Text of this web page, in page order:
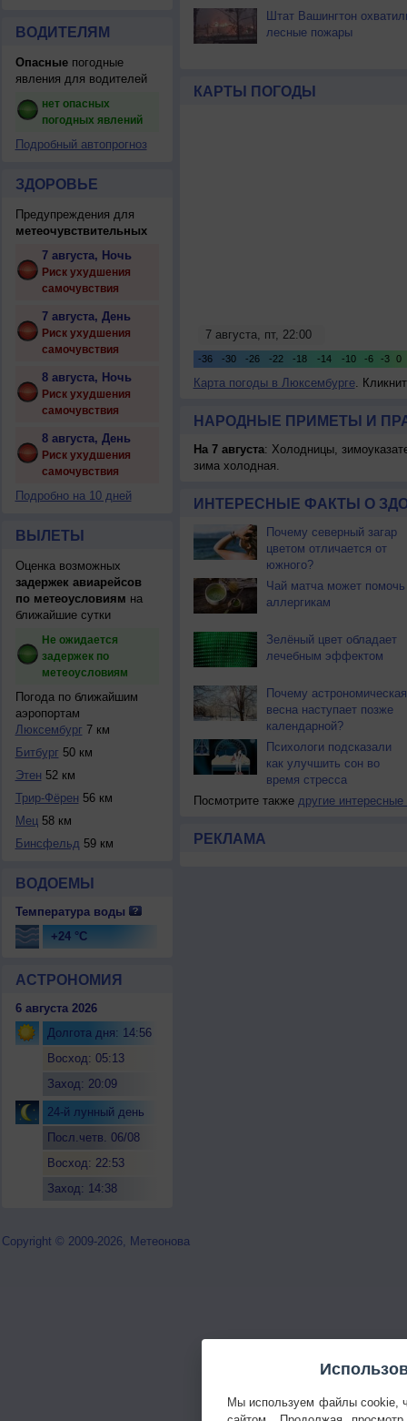
ВОДИТЕЛЯМ
Опасныепогодные
явления для водителей
нет опасных
погодных явлений
Подробный автопрогноз
ЗДОРОВЬЕ
Предупреждения для
метеочувствительных
7 августа, Ночь
Риск ухудшения
самочувствия
7 августа, День
Риск ухудшения
самочувствия
8 августа, Ночь
Риск ухудшения
самочувствия
8 августа, День
Риск ухудшения
самочувствия
Подробно на 10 дней
ВЫЛЕТЫ
Оценка возможных
задержек авиарейсов
по метеоусловиям на
ближайшие сутки
Не ожидается
задержек по
метеоусловиям
Погода по ближайшим
аэропортам
Люксембург 7 км
Битбург 50 км
Этен 52 км
Трир-Фёрен 56 км
Мец58 км
Бинсфельд 59 км
ВОДОЕМЫ
Температура воды
+24 °C
АСТРОНОМИЯ
6 августа 2026
Долгота дня: 14:56
Восход: 05:13
Заход: 20:09
24-й лунный день
Посл.четв. 06/08
Восход: 22:53
Заход: 14:38
Штат Вашингтон
лесные пожары
КАРТЫ ПОГОДЫ
Карта погоды в Люксембурге.
НАРОДНЫЕ ПРИМЕТЫ И
На 7 августа: Холодницы,
зима холодная.
ИНТЕРЕСНЫЕ ФАКТЫ О
Почему северный загар
цветом отличается от
южного?
Чай матча может помочь
аллергикам
Зелёный цвет обладает
лечебным эффектом
Почему астрономическая
весна наступает позже
календарной?
Психологи подсказали
как улучшить сон во
время стресса
Посмотрите также другие интересные
РЕКЛАМА
Copyright © 2009-2026, Метеонова
Мы используем файлы cookie,